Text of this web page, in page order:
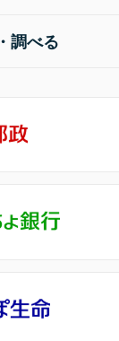
調べる